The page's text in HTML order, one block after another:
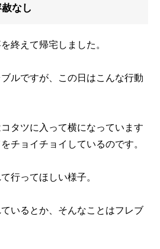
なし
終えて帰宅しました。
ルですが、この日はこんな行動
タツに入って横になっています
チョイチョイしているのです。
行ってほしい様子。
いるとか、そんなことはフレブ